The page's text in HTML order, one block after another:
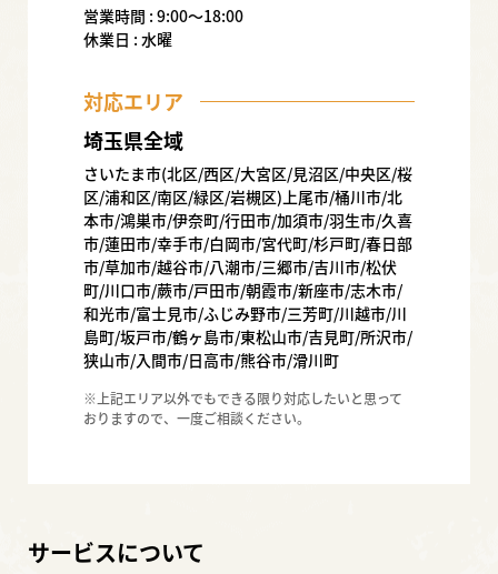
営業時間 : 9:00〜18:00
休業日 : 水曜
対応エリア
埼玉県全域
さいたま市(北区/西区/大宮区/見沼区/中央区/桜
区/浦和区/南区/緑区/岩槻区)上尾市/桶川市/北
本市/鴻巣市/伊奈町/行田市/加須市/羽生市/久喜
市/蓮田市/幸手市/白岡市/宮代町/杉戸町/春日部
市/草加市/越谷市/八潮市/三郷市/吉川市/松伏
町/川口市/蕨市/戸田市/朝霞市/新座市/志木市/
和光市/富士見市/ふじみ野市/三芳町/川越市/川
島町/坂戸市/鶴ヶ島市/東松山市/吉見町/所沢市/
狭山市/入間市/日高市/熊谷市/滑川町
※上記エリア以外でもできる限り対応したいと思って
おりますので、一度ご相談ください。
サービスについて